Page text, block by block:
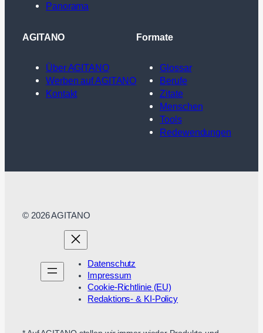
Panorama
AGITANO
Über AGITANO
Werben auf AGITANO
Kontakt
Formate
Glossar
Berufe
Zitate
Menschen
Tools
Redewendungen
© 2026 AGITANO
Datenschutz
Impressum
Cookie-Richtlinie (EU)
Redaktions- & KI-Policy